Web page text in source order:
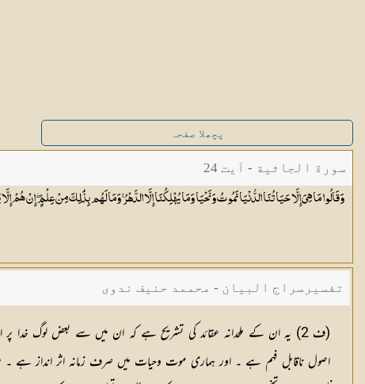
پچھلا صفحہ
سورة الجاثية - آیت 24
وَقَالُوا مَا هِيَ إِلَّا حَيَاتُنَا الدُّنْيَا نَمُوتُ وَنَحْيَا وَمَا يُهْلِكُنَا إِلَّا الدَّهْرُ ۚ وَمَا لَهُم بِذَٰلِكَ مِنْ عِلْمٍ ۖ إِنْ هُمْ إِلَّا
تفسیرسراج البیان - محممد حنیف ندوی
(ف 2 ) یہ ان کے ملحدانہ عقائد کی تشریح ہے کہ ان میں سے بعض لوگ خدا پر
اصول ناقابل فہم ہے ۔ اور ہماری موت وحیات میں صرف زمانہ اثر انداز ہے